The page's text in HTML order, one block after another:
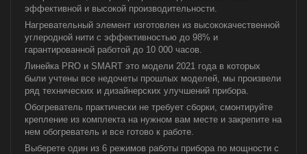
эффективной и высокой производительности.
Нагревательный элемент изготовлен из высококачественной
углеродной нити с эффективностью до 98% и
гарантированной работой до 10 000 часов.
Линейка PRO и SMART это модели 2021 года в которых
были учтены все недочеты прошлых моделей, мы произвели
ряд технических и дизайнерских улучшений прибора.
Обогреватель практически не требует сборки, смонтируйте
крепление из комплекта на нужном вам месте и закрепите на
нем обогреватель и все готово к работе.
Выберете один из 6 режимов работы прибора по мощности с